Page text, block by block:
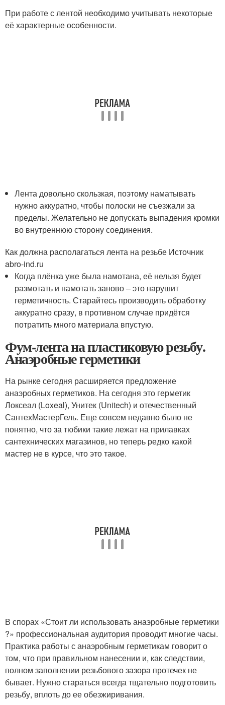
При работе с лентой необходимо учитывать некоторые
её характерные особенности.
Лента довольно скользкая, поэтому наматывать
нужно аккуратно, чтобы полоски не съезжали за
пределы. Желательно не допускать выпадения кромки
во внутреннюю сторону соединения.
Как должна располагаться лента на резьбе Источник
abro-ind.ru
Когда плёнка уже была намотана, её нельзя будет
размотать и намотать заново – это нарушит
герметичность. Старайтесь производить обработку
аккуратно сразу, в противном случае придётся
потратить много материала впустую.
Фум-лента на пластиковую резьбу.
Анаэробные герметики
На рынке сегодня расширяется предложение
анаэробных герметиков. На сегодня это герметик
Локсеал (Loxeal), Унитек (Unitech) и отечественный
СантехМастер­Гель. Еще совсем недавно было не
понятно, что за тюбики такие лежат на прилавках
сантехнических магазинов, но теперь редко какой
мастер не в курсе, что это такое.
В спорах «Стоит ли использовать анаэробные герметики
?» профессиональная аудитория проводит многие часы.
Практика работы с анаэробным герметикам говорит о
том, что при правильном нанесении и, как следствии,
полном заполнении резьбового зазора протечек не
бывает. Нужно стараться всегда тщательно подготовить
резьбу, вплоть до ее обезжиривания.